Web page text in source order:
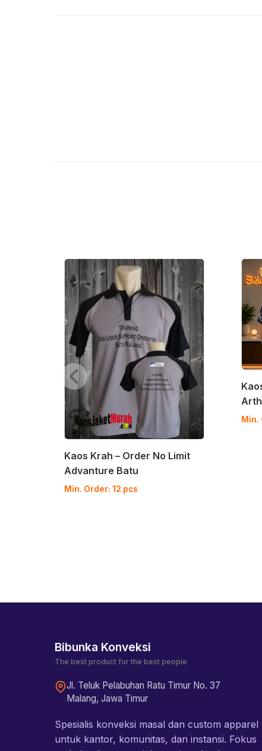
Kaos Krah – Order No Limit
Advanture Batu
Min. Order: 12 pcs
Min.
Bibunka Konveksi
The best product for the best people
Jl. Teluk Pelabuhan Ratu Timur No. 37
Malang, Jawa Timur
Spesialis konveksi masal dan custom apparel
untuk kantor, komunitas, dan instansi. Fokus